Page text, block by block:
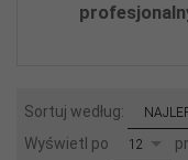
Sortuj według: sort
Wyświetl po pop12